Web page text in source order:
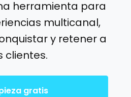
herramienta para
multicanal,
y retener a
clientes.
gratis